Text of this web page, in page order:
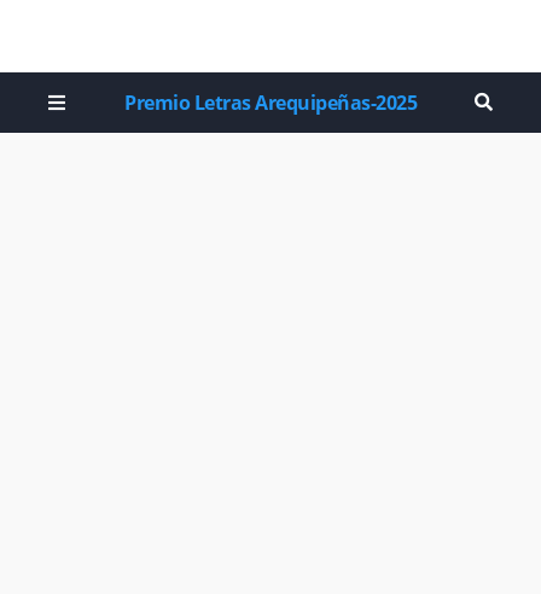
Premio Letras Arequipeñas-2025